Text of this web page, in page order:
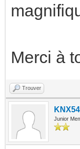
Merci à
Trouver
Junior